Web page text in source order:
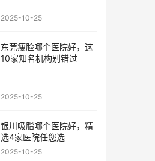
2025-10-25
东莞瘦脸哪个医院好，这
10家知名机构别错过
2025-10-25
银川吸脂哪个医院好，精
选4家医院任您选
2025-10-25